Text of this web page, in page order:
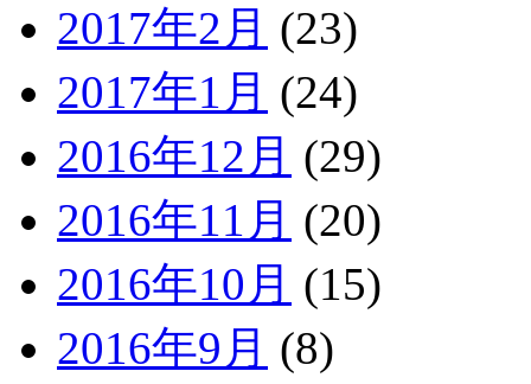
2017年2月 (23)
2017年1月 (24)
2016年12月 (29)
2016年11月 (20)
2016年10月 (15)
2016年9月 (8)